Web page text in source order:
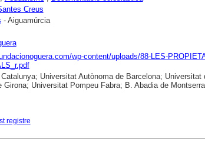
Creus
- Aiguamúrcia
wp-content/uploads/88-LES-
Universitat Autònoma de Barcelona; Universitat
Girona; Universitat Pompeu Fabra; B. Abadia de
registre